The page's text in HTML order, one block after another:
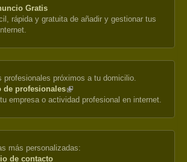
Gratis
rápida y gratuita de añadir y gestionar tus
profesionales próximos a tu domicilio.
de profesionales(link
is
empresa o actividad profesional en internet.
más personalizadas:
de contacto